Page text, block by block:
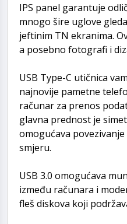
IPS panel garantuje
mnogo šire uglove
jeftinim TN ekranima.
a posebno fotografi i
USB Type-C utičnica
najnovije pametne
računar za prenos
glavna prednost je
omogućava
smjeru.
USB 3.0 omogućava
između računara i
fleš diskova koji